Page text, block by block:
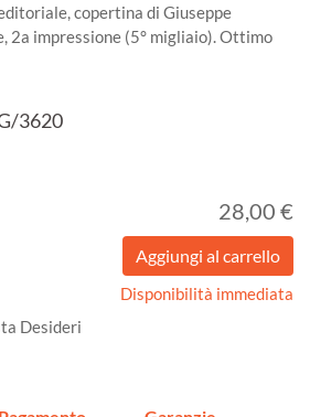
copertina di Giuseppe
2a impressione (5° migliaio). Ottimo
3620
28,00 €
Disponibilità immediata
Desideri